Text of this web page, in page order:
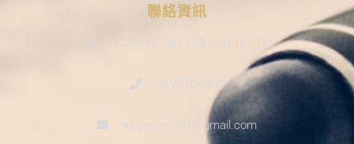
聯絡資訊
9：30-12：00；13：30-18：00
02-2570-5439
wppress0731@gmail.com